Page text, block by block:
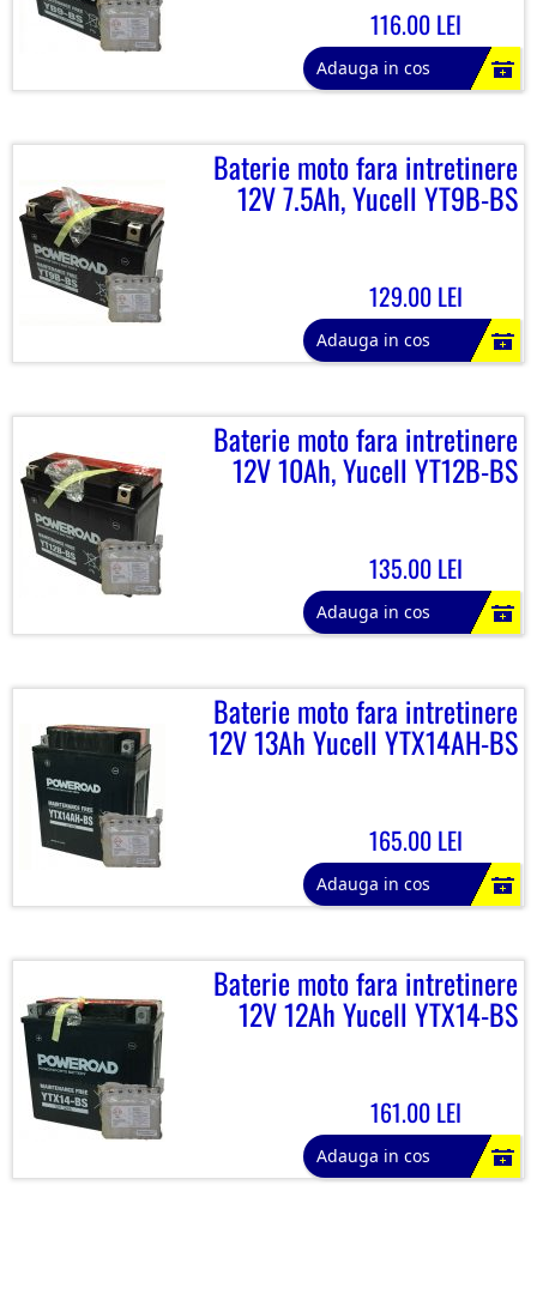
116.00 LEI
Adauga in cos
Baterie moto fara intretinere
12V 7.5Ah, Yucell YT9B-BS
129.00 LEI
Adauga in cos
Baterie moto fara intretinere
12V 10Ah, Yucell YT12B-BS
135.00 LEI
Adauga in cos
Baterie moto fara intretinere
12V 13Ah Yucell YTX14AH-BS
165.00 LEI
Adauga in cos
Baterie moto fara intretinere
12V 12Ah Yucell YTX14-BS
161.00 LEI
Adauga in cos